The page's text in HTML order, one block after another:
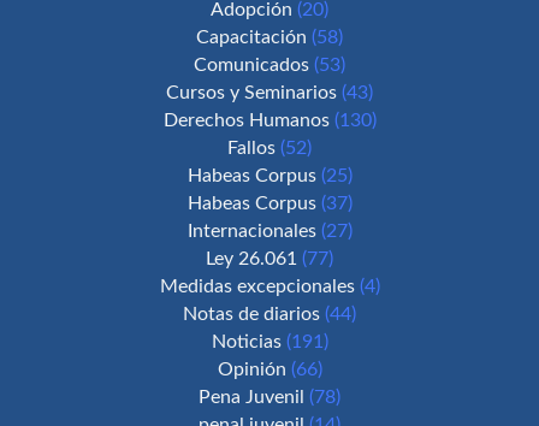
Adopción (20)
Capacitación (58)
Comunicados (53)
Cursos y Seminarios (43)
Derechos Humanos(130)
Fallos (52)
Habeas Corpus(25)
Habeas Corpus(37)
Internacionales(27)
Ley 26.061 (77)
Medidas excepcionales(4)
Notas de diarios (44)
Noticias(191)
Opinión (66)
Pena Juvenil (78)